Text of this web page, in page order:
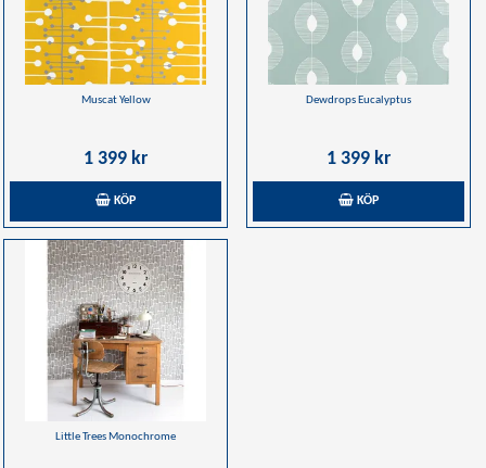
Muscat Yellow
1 399 kr
KÖP
Dewdrops Eucalyptus
1 399 kr
KÖP
Little Trees Monochrome